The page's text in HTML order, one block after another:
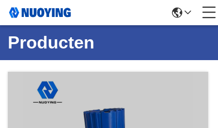
Producten